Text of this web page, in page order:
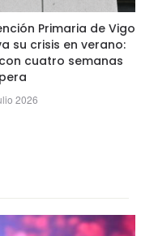
Primaria de Vigo
su crisis en verano:
cuatro semanas
2026